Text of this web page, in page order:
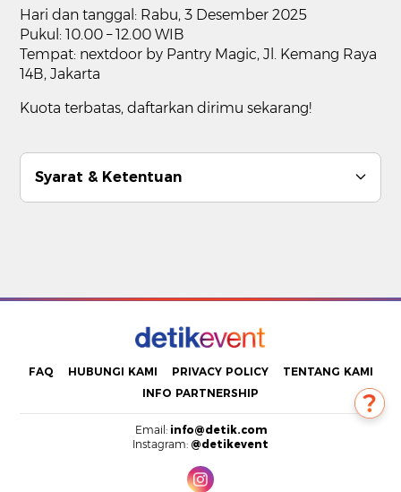
Hari dan tanggal: Rabu, 3 Desember 2025
Pukul: 10.00 – 12.00 WIB
Tempat: nextdoor by Pantry Magic, Jl. Kemang Raya
14B, Jakarta
Kuota terbatas, daftarkan dirimu sekarang!
Syarat & Ketentuan
FAQ HUBUNGI KAMI PRIVACY POLICY
TENTANG KAMI
INFO PARTNERSHIP
Email: info@detik.com
Instagram: @detikevent